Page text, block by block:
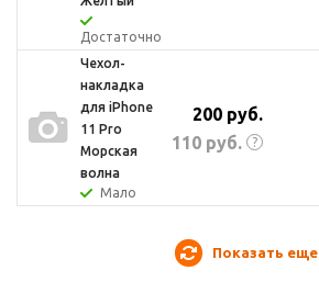
Достаточно
Чехол-
накладка
для iPhone
11 Pro
Морская
волна
Мало
200 руб.
110 руб. ?
Показать еще